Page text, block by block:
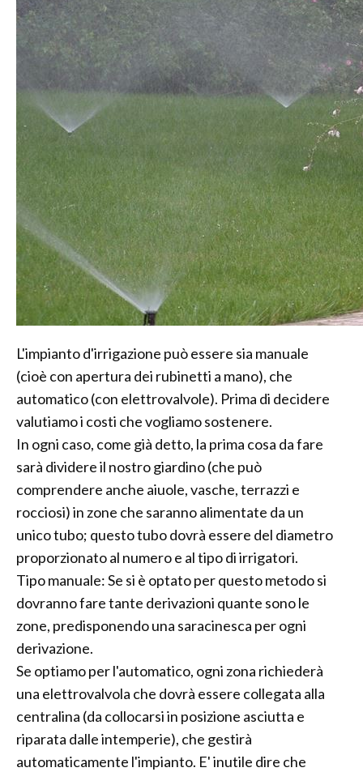
L'impianto d'irrigazione può essere sia manuale
(cioè con apertura dei rubinetti a mano), che
automatico (con elettrovalvole). Prima di decidere
valutiamo i costi che vogliamo sostenere.
In ogni caso, come già detto, la prima cosa da fare
sarà dividere il nostro giardino (che può
comprendere anche aiuole, vasche, terrazzi e
rocciosi) in zone che saranno alimentate da un
unico tubo; questo tubo dovrà essere del diametro
proporzionato al numero e al tipo di irrigatori.
Tipo manuale: Se si è optato per questo metodo si
dovranno fare tante derivazioni quante sono le
zone, predisponendo una saracinesca per ogni
derivazione.
Se optiamo per l'automatico, ogni zona richiederà
una elettrovalvola che dovrà essere collegata alla
centralina (da collocarsi in posizione asciutta e
riparata dalle intemperie), che gestirà
automaticamente l'impianto. E' inutile dire che